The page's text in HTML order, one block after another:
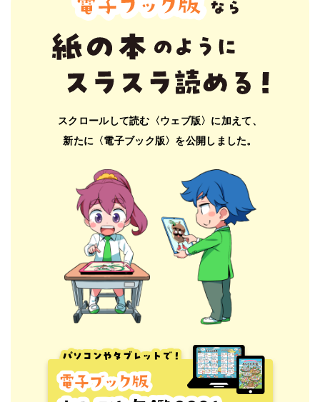
スクロールして読む〈ウェブ版〉に加えて、
新たに〈電子ブック版〉を公開しました。